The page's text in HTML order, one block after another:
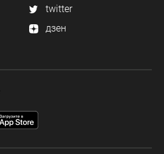
twitter
дзен